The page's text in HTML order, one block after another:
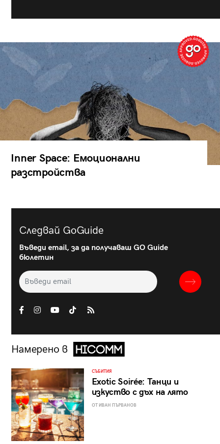
Inner Space: Емоционални
разстройства
Следвай GoGuide
Въведи email, за да получаваш GO Guide
бюлетин
Намерено в
СЪБИТИЯ
Exotic Soirée: Танци и
изкуство с дъх на лято
ОТ ИВАН ПЪРВАНОВ